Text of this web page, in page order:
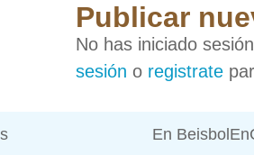
Publicar
No has iniciado
sesión o registrate
En